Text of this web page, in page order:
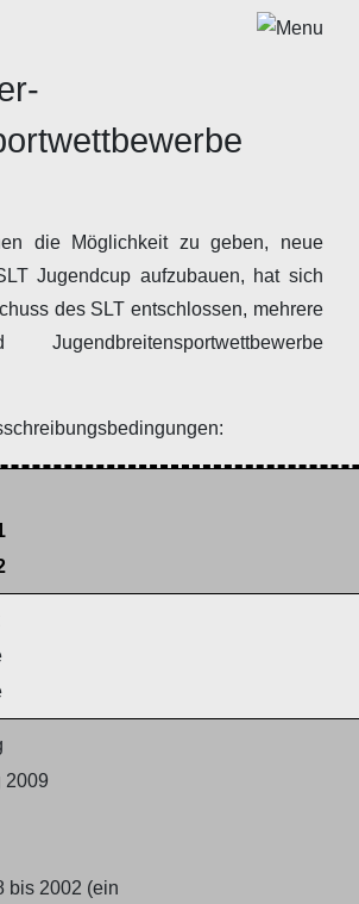
die Möglichkeit zu geben, neue
Jugendcup aufzubauen, hat sich
des SLT entschlossen, mehrere
2009
bis 2002 (ein